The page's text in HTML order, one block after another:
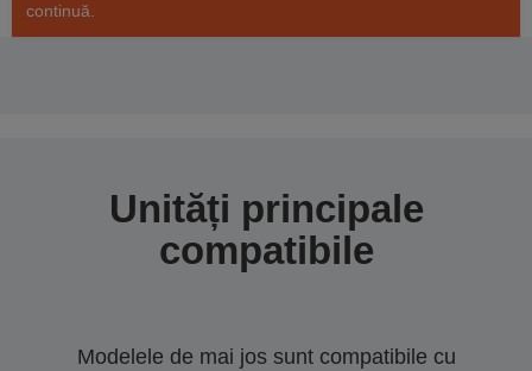
continuă.
Unități principale
compatibile
Modelele de mai jos sunt compatibile cu